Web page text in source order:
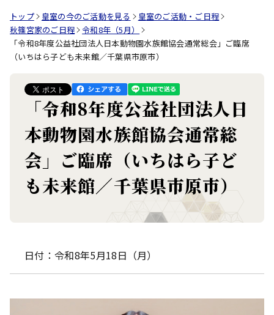
トップ 皇室の今のご活動を見る
皇室のご活動・ご日程
秋篠宮家のご日程
令和8年（5月）
「令和8年度公益社団法人日本動物園水族館協会通常総会」ご臨席
（いちはら子ども未来館／千葉県市原市）
「令和8年度公益社団法人日
本動物園水族館協会通常総
会」ご臨席（いちはら子ど
も未来館／千葉県市原市）
日付：令和8年5月18日（月）